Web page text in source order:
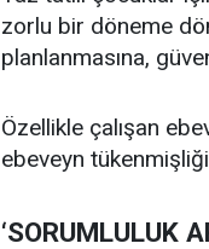
zorlu bir döneme
planlanmasına,
Özellikle çalışan
ebeveyn
‘SORUMLULUK